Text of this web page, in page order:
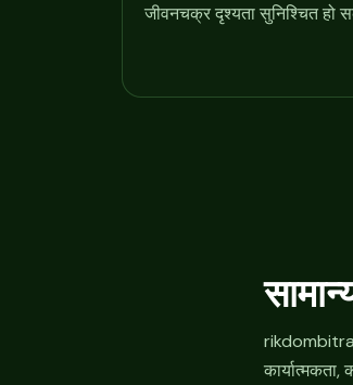
जीवनचक्र दृश्यता सुनिश्चित हो